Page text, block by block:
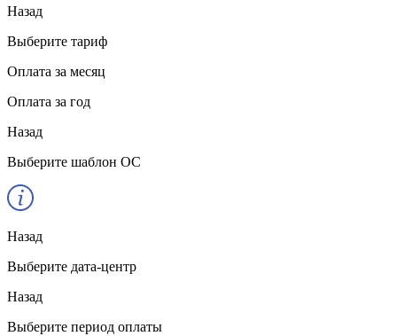
Назад
Выберите тариф
Оплата за месяц
Оплата за год
Назад
Выберите шаблон ОС
Назад
Выберите дата-центр
Назад
Выберите период оплаты